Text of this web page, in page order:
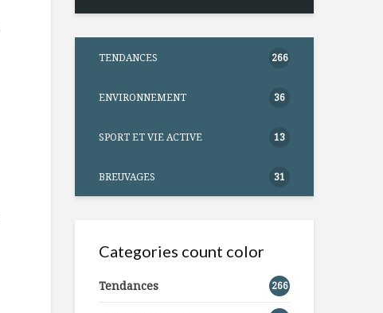
TENDANCES 266
ENVIRONNEMENT 36
SPORT ET VIE ACTIVE 13
BREUVAGES 31
Categories count color
Tendances 266